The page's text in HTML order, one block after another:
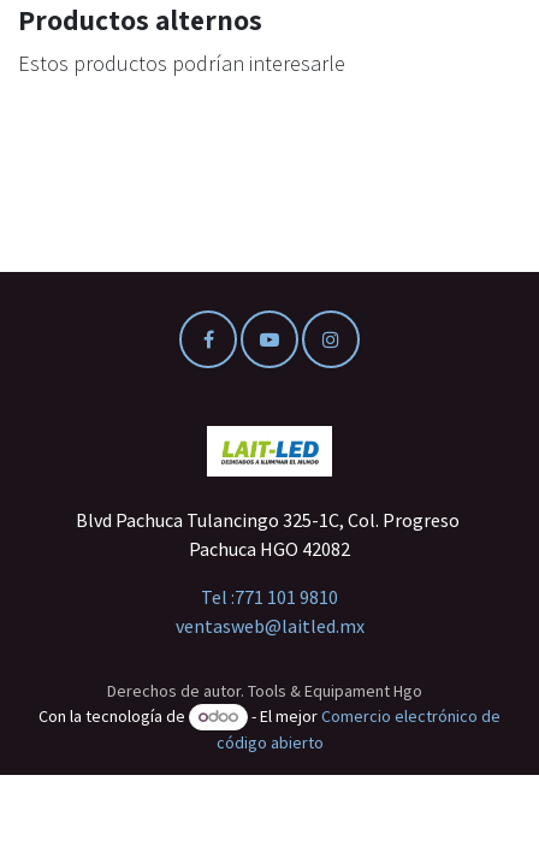
Productos alternos
Estos productos podrían interesarle
Blvd Pachuca Tulancingo 325-1C, Col. Progreso
Pachuca HGO 42082
Tel :771 101 9810
ventasweb@laitled.mx
Derechos de autor. Tools & Equipament Hgo
Con la tecnología de
- El mejorComercio electrónico de
código abierto